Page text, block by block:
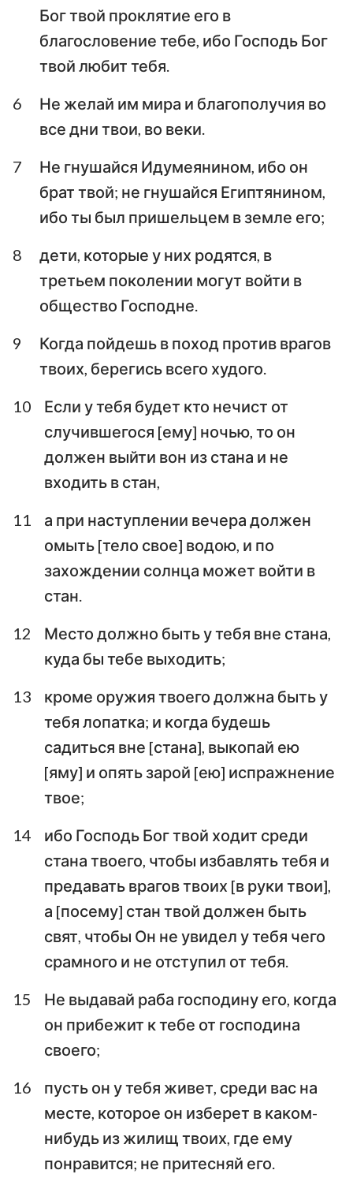
Бог твой проклятие его в
благословение тебе, ибо Господь Бог
твой любит тебя.
6
Не желай им мира и благополучия во
все дни твои, во веки.
7
Не гнушайся Идумеянином, ибо он
брат твой; не гнушайся Египтянином,
ибо ты был пришельцем в земле его;
8
дети, которые у них родятся, в
третьем поколении могут войти в
общество Господне.
9
Когда пойдешь в поход против врагов
твоих, берегись всего худого.
10
Если у тебя будет кто нечист от
случившегося [ему] ночью, то он
должен выйти вон из стана и не
входить в стан,
11
а при наступлении вечера должен
омыть [тело свое] водою, и по
захождении солнца может войти в
стан.
12
Место должно быть у тебя вне стана,
куда бы тебе выходить;
13
кроме оружия твоего должна быть у
тебя лопатка; и когда будешь
садиться вне [стана], выкопай ею
[яму] и опять зарой [ею] испражнение
твое;
14
ибо Господь Бог твой ходит среди
стана твоего, чтобы избавлять тебя и
предавать врагов твоих [в руки твои],
а [посему] стан твой должен быть
свят, чтобы Он не увидел у тебя чего
срамного и не отступил от тебя.
15
Не выдавай раба господину его, когда
он прибежит к тебе от господина
своего;
16
пусть он у тебя живет, среди вас на
месте, которое он изберет в каком-
нибудь из жилищ твоих, где ему
понравится; не притесняй его.